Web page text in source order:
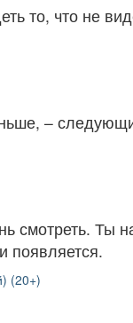
то, что не
–
смотреть. Ты
появляется.
(20+)